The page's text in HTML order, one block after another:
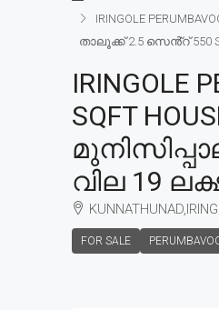
IRINGOLE
താലൂക്ക് 2.5 സെൻ്റ് 550
IRINGOLE
SQFT
വില 19
FOR SALE